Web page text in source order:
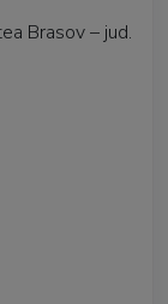
Brasov – jud.